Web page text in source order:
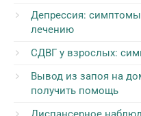
Депрессия:
лечению
СДВГ у взрослых:
Вывод из запоя на
получить помощь